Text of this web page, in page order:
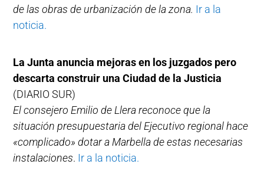
de las obras de urbanización de la zona. Ir a la
noticia.
La Junta anuncia mejoras en los juzgados pero
descarta construir una Ciudad de la Justicia
(DIARIO SUR)
El consejero Emilio de Llera reconoce que la
situación presupuestaria del Ejecutivo regional hace
«complicado» dotar a Marbella de estas necesarias
instalaciones. Ir a la noticia.